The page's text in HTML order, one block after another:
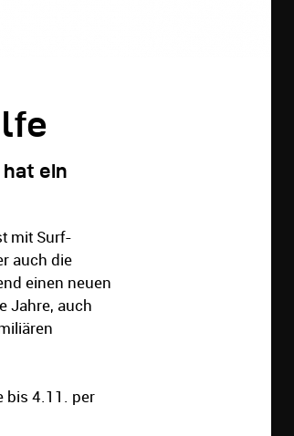
ein
mit Surf-
auch die
einen neuen
Jahre, auch
bis 4.11. per